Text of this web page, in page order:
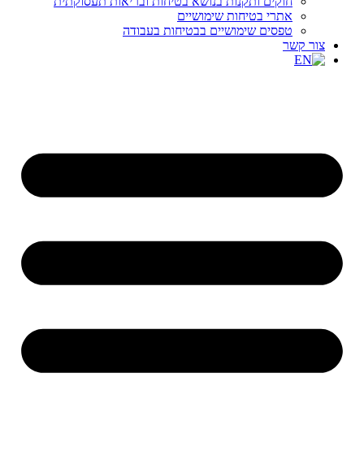
אתרי בטיחות שימושיים
טפסים שימושיים בבטיחות בעבודה
צור קשר